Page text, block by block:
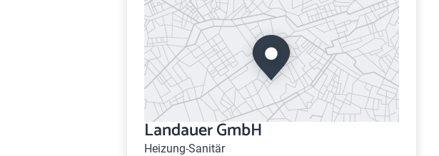
Landauer GmbH
Heizung-Sanitär